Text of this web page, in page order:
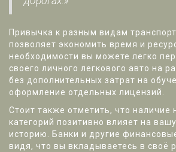
Привычка к разным видам
позволяет экономить время и
необходимости вы можете легко
своего личного легкового авто на
без дополнительных затрат на
оформление отдельных лицензий.
Стоит также отметить, что наличие
категорий позитивно влияет на
историю. Банки и другие
видя, что вы вкладываетесь в своё